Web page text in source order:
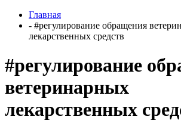
Главная
- #регулирование обращения
лекарственных средств
#регулирование
ветеринарных
лекарственных